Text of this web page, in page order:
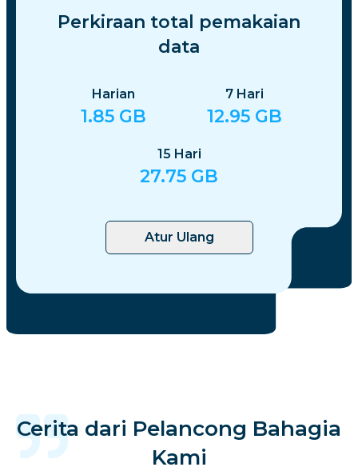
Perkiraan total pemakaian
data
Harian
1.85 GB
7 Hari
12.95 GB
15 Hari
27.75 GB
Atur Ulang
Cerita dari Pelancong Bahagia
Kami